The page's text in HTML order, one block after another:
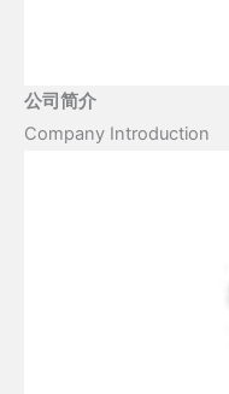
公司简介
Company Introduction